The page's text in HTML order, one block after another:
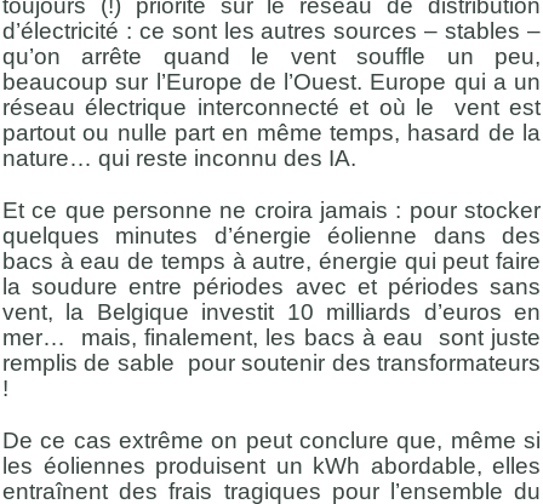
d’électricité : ce sont les autres sources – stables –
qu’on arrête quand le vent souffle un peu,
beaucoup sur l’Europe de l’Ouest. Europe qui a un
réseau électrique interconnecté et où le vent est
partout ou nulle part en même temps, hasard de la
nature… qui reste inconnu des IA.
Et ce que personne ne croira jamais : pour stocker
quelques minutes d’énergie éolienne dans des
bacs à eau de temps à autre, énergie qui peut faire
la soudure entre périodes avec et périodes sans
vent, la Belgique investit 10 milliards d’euros en
mer… mais, finalement, les bacs à eau sont juste
remplis de sable pour soutenir des transformateurs
!
De ce cas extrême on peut conclure que, même si
les éoliennes produisent un kWh abordable, elles
entraînent des frais tragiques pour l’ensemble du